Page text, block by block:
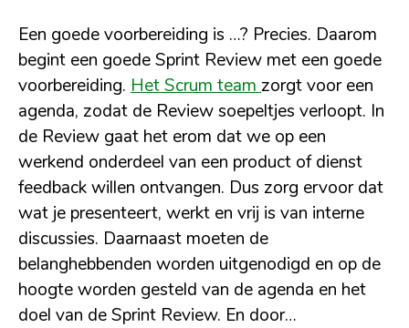
Een goede voorbereiding is …? Precies. Daarom
begint een goede Sprint Review met een goede
voorbereiding. Het Scrum team zorgt voor een
agenda, zodat de Review soepeltjes verloopt. In
de Review gaat het erom dat we op een
werkend onderdeel van een product of dienst
feedback willen ontvangen. Dus zorg ervoor dat
wat je presenteert, werkt en vrij is van interne
discussies. Daarnaast moeten de
belanghebbenden worden uitgenodigd en op de
hoogte worden gesteld van de agenda en het
doel van de Sprint Review. En door…